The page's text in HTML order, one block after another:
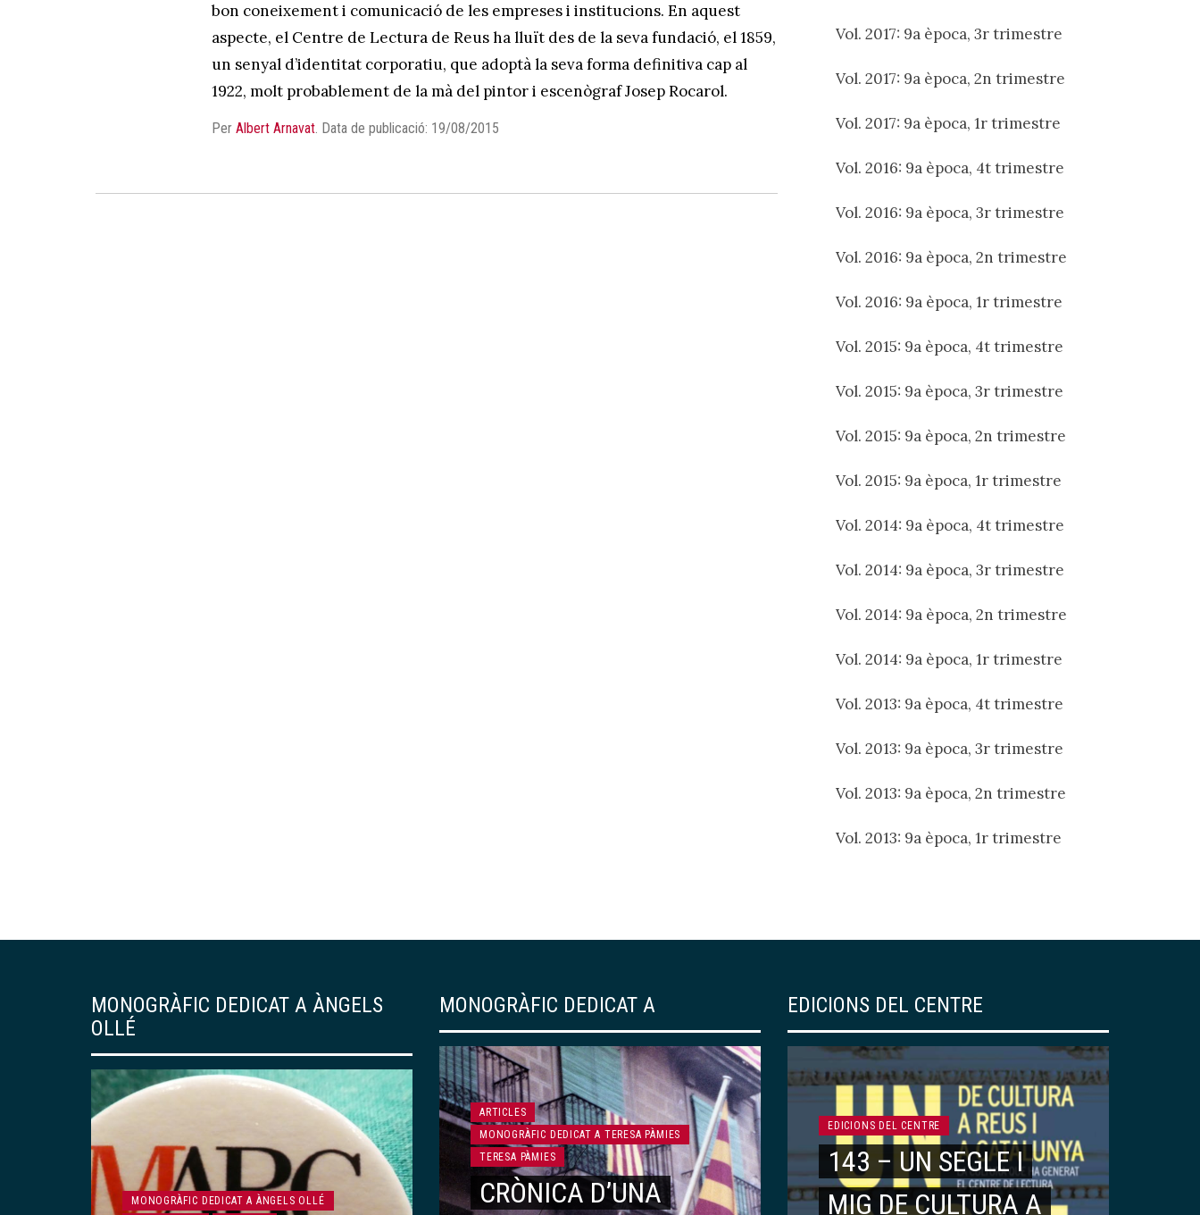
bon coneixement i comunicació de les empreses i institucions. En aquest
aspecte, el Centre de Lectura de Reus ha lluït des de la seva fundació, el 1859,
un senyal d’identitat corporatiu, que adoptà la seva forma definitiva cap al
1922, molt probablement de la mà del pintor i escenògraf Josep Rocarol.
Per Albert Arnavat. Data de publicació: 19/08/2015
Vol. 2017: 9a època, 3r trimestre
Vol. 2017: 9a època, 2n trimestre
Vol. 2017: 9a època, 1r trimestre
Vol. 2016: 9a època, 4t trimestre
Vol. 2016: 9a època, 3r trimestre
Vol. 2016: 9a època, 2n trimestre
Vol. 2016: 9a època, 1r trimestre
Vol. 2015: 9a època, 4t trimestre
Vol. 2015: 9a època, 3r trimestre
Vol. 2015: 9a època, 2n trimestre
Vol. 2015: 9a època, 1r trimestre
Vol. 2014: 9a època, 4t trimestre
Vol. 2014: 9a època, 3r trimestre
Vol. 2014: 9a època, 2n trimestre
Vol. 2014: 9a època, 1r trimestre
Vol. 2013: 9a època, 4t trimestre
Vol. 2013: 9a època, 3r trimestre
Vol. 2013: 9a època, 2n trimestre
Vol. 2013: 9a època, 1r trimestre
MONOGRÀFIC DEDICAT A ÀNGELS
OLLÉ
MONOGRÀFIC DEDICAT A ÀNGELS OLLÉ
MONOGRÀFIC DEDICAT A
ARTICLES
MONOGRÀFIC DEDICAT A TERESA PÀMIES
TERESA PÀMIES
CRÒNICA D’UNA
EDICIONS DEL CENTRE
139 – «RESSÒ DE
JAPONISME». UN
RECORREGUT PER LA
COL·LECCIÓ DE
EDICIONS DEL CENTRE
143 – UN SEGLE I
MIG DE CULTURA A